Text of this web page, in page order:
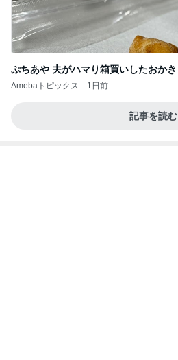
ぷちあや 夫がハマり箱買いしたおかき
Amebaトピックス 1日前
記事を読む